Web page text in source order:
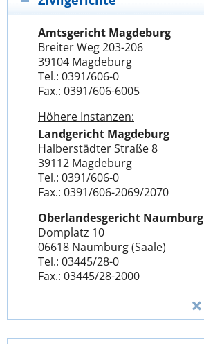
Amtsgericht Magdeburg
Breiter Weg 203-206
39104 Magdeburg
Tel.: 0391/606-0
Fax.: 0391/606-6005
Höhere Instanzen:
Landgericht Magdeburg
Halberstädter Straße 8
39112 Magdeburg
Tel.: 0391/606-0
Fax.: 0391/606-2069/2070
Oberlandesgericht Naumburg
Domplatz 10
06618 Naumburg (Saale)
Tel.: 03445/28-0
Fax.: 03445/28-2000